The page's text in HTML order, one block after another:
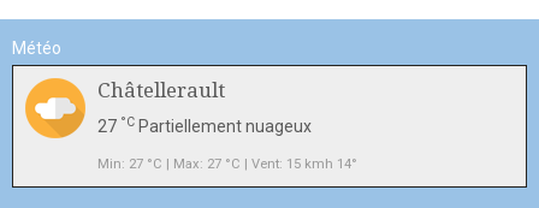
Météo
Châtellerault
27 °C Partiellement nuageux
Min: 27 °C | Max: 27 °C | Vent: 15 kmh 14°